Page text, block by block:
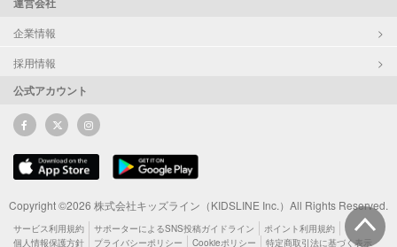
企業情報
採用情報
公式アカウント
Copyright ©2026 株式会社キッズライン（KIDSLINE Inc.）All Rights Reserved.
サービス利用規約 サポーターによるSNS投稿ガイドライン
ポイント利用規約
個人情報保護方針
プライバシーポリシー Cookieポリシー 特定商取引法に基づく表示